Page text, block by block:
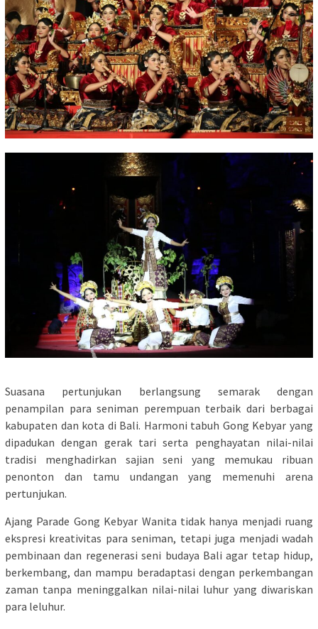
Suasana pertunjukan berlangsung semarak dengan
penampilan para seniman perempuan terbaik dari berbagai
kabupaten dan kota di Bali. Harmoni tabuh Gong Kebyar yang
dipadukan dengan gerak tari serta penghayatan nilai-nilai
tradisi menghadirkan sajian seni yang memukau ribuan
penonton dan tamu undangan yang memenuhi arena
pertunjukan.
Ajang Parade Gong Kebyar Wanita tidak hanya menjadi ruang
ekspresi kreativitas para seniman, tetapi juga menjadi wadah
pembinaan dan regenerasi seni budaya Bali agar tetap hidup,
berkembang, dan mampu beradaptasi dengan perkembangan
zaman tanpa meninggalkan nilai-nilai luhur yang diwariskan
para leluhur.